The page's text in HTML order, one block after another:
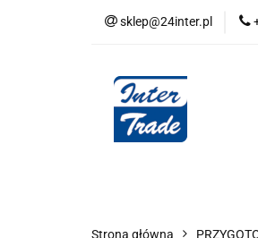
sklep@24inter.pl
AUDYT SPRĘŻONEGO
Strona główna